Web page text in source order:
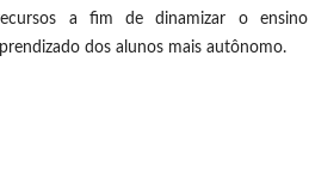
a fim de dinamizar o ensino
dos alunos mais autônomo.